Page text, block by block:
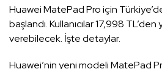
Huawei MatePad Pro için
başlandı. Kullanıcılar 17,998
verebilecek. İşte detaylar.
Huawei’nin yeni modeli MatePad